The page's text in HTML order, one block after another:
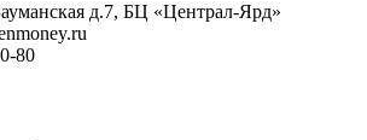
д.7, БЦ «Централ-Ярд»
80